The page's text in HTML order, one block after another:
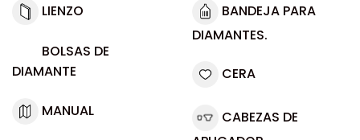
LIENZO
BOLSAS DE
DIAMANTE
MANUAL
BANDEJA PARA
DIAMANTES.
CERA
CABEZAS DE